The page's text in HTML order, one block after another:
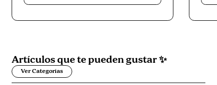
Artículos quete pueden gustar✨
Ver Categorías